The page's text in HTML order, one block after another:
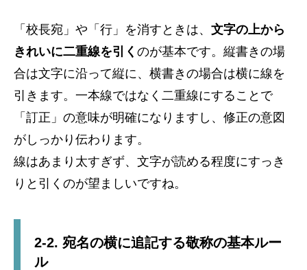
「校長宛」や「行」を消すときは、 文字の上から
きれいに二重線を引く のが基本です。縦書きの場
合は文字に沿って縦に、横書きの場合は横に線を
引きます。一本線ではなく二重線にすることで
「訂正」の意味が明確になりますし、修正の意図
がしっかり伝わります。
線はあまり太すぎず、文字が読める程度にすっき
りと引くのが望ましいですね。
2-2. 宛名の横に追記する敬称の基本ルー
ル